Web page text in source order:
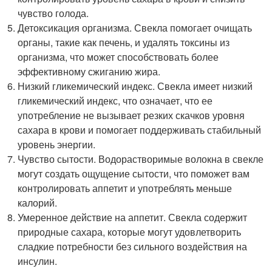
чувство голода.
Детоксикация организма. Свекла помогает очищать
органы, такие как печень, и удалять токсины из
организма, что может способствовать более
эффективному сжиганию жира.
Низкий гликемический индекс. Свекла имеет низкий
гликемический индекс, что означает, что ее
употребление не вызывает резких скачков уровня
сахара в крови и помогает поддерживать стабильный
уровень энергии.
Чувство сытости. Водорастворимые волокна в свекле
могут создать ощущение сытости, что поможет вам
контролировать аппетит и употреблять меньше
калорий.
Умеренное действие на аппетит. Свекла содержит
природные сахара, которые могут удовлетворить
сладкие потребности без сильного воздействия на
инсулин.